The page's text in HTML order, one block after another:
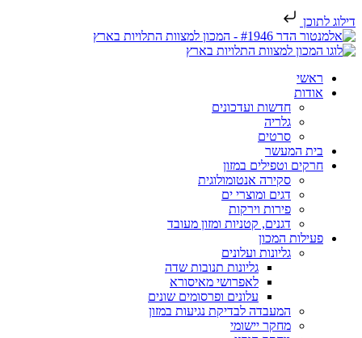
דילוג לתוכן
ראשי
אודות
חדשות ועדכונים
גלריה
סרטים
בית המעשר
חרקים וטפילים במזון
סקירה אנטומולוגית
דגים ומוצרי ים
פירות וירקות
דגנים, קטניות ומזון מעובד
פעילות המכון
גליונות ועלונים
גליונות תנובות שדה
לאפרושי מאיסורא
עלונים ופרסומים שונים
המעבדה לבדיקת נגיעות במזון
מחקר יישומי